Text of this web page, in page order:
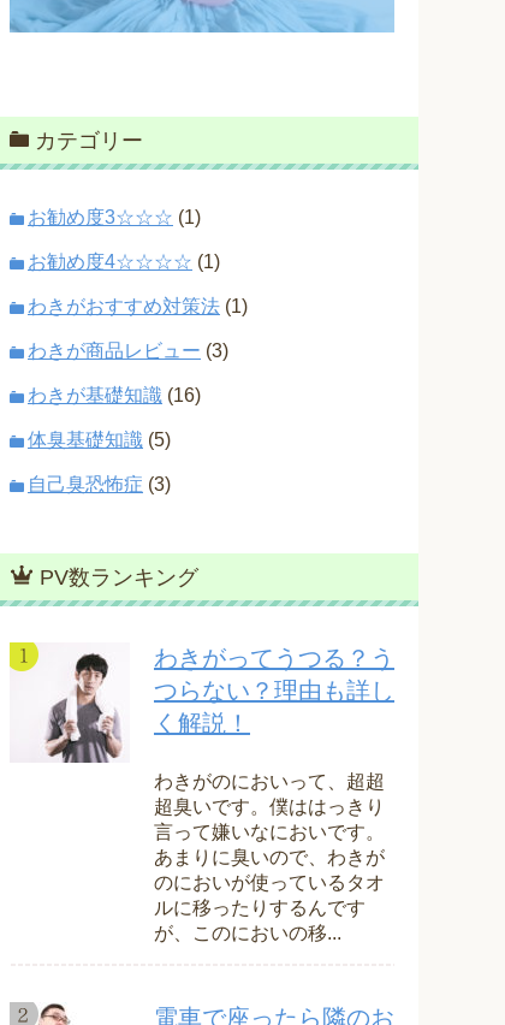
カテゴリー
お勧め度3☆☆☆ (1)
お勧め度4☆☆☆☆ (1)
わきがおすすめ対策法 (1)
わきが商品レビュー (3)
わきが基礎知識 (16)
体臭基礎知識 (5)
自己臭恐怖症 (3)
PV数ランキング
わきがってうつる？う
つらない？理由も詳し
く解説！
わきがのにおいって、超超
超臭いです。僕ははっきり
言って嫌いなにおいです。
あまりに臭いので、わきが
のにおいが使っているタオ
ルに移ったりするんです
が、このにおいの移...
電車で座ったら隣のお